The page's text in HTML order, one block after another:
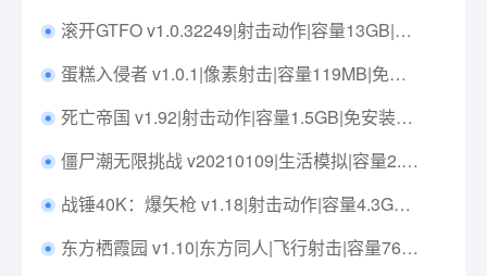
滚开GTFO v1.0.32249|射击动作|容量13GB|免安装绿色中文版|支持键盘.鼠标.手柄
蛋糕入侵者 v1.0.1|像素射击|容量119MB|免安装绿色中文版|支持键盘.鼠标.手柄
死亡帝国 v1.92|射击动作|容量1.5GB|免安装绿色中文版|支持键盘.鼠标
僵尸潮无限挑战 v20210109|生活模拟|容量2.8GB|中文免安装|支持键盘.鼠标
战锤40K：爆矢枪 v1.18|射击动作|容量4.3GB|免安装绿色中文版|支持键盘.鼠标.手柄
东方栖霞园 v1.10|东方同人|飞行射击|容量763MB|免安装绿色中文版|支持键盘.鼠标.手柄